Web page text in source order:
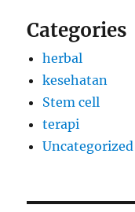
Categories
herbal
kesehatan
Stem cell
terapi
Uncategorized